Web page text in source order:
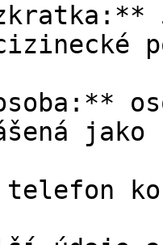
jako